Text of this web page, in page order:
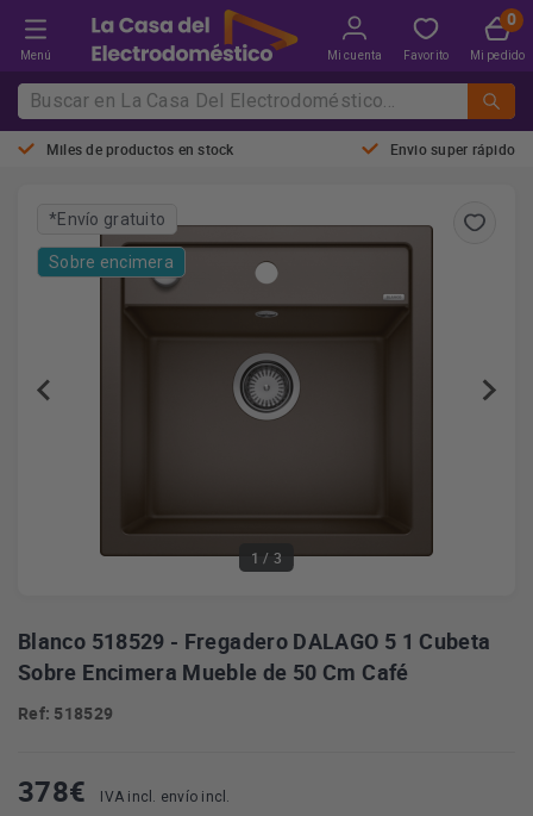
Menú Mi cuenta Favorito Mi pedido
Miles de productos en stock Envio super rápido
1 / 3
*Envío gratuito
Sobre encimera
Blanco 518529 - Fregadero DALAGO 5 1 Cubeta
Sobre Encimera Mueble de 50 Cm Café
Ref: 518529
378€ IVA incl. envío incl.